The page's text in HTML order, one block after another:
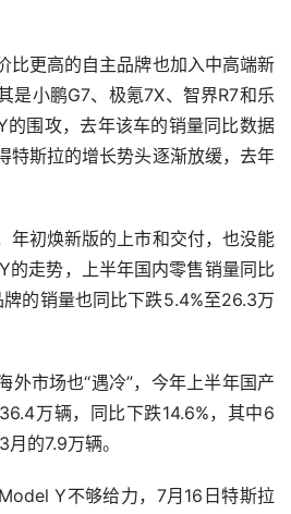
比更高的自主品牌也加入中高端新
是小鹏G7、极氪7X、智界R7和乐
围攻，去年该车的销量同比数据
特斯拉的增长势头逐渐放缓，去年
年初焕新版的上市和交付，也没能
走势，上半年国内零售销量同比
牌的销量也同比下跌5.4%至26.3万
外市场也“遇冷”，今年上半年国产
万辆，同比下跌14.6%，其中6
的7.9万辆。
Y不够给力，7月16日特斯拉